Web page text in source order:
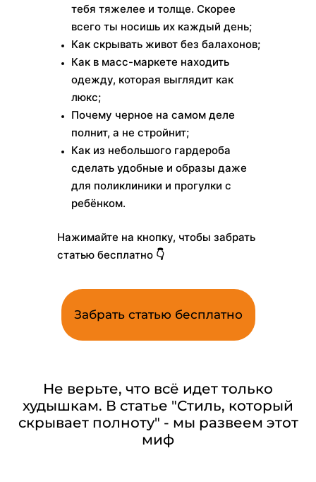
тебя тяжелее и толще. Скорее
всего ты носишь их каждый день;
Как скрывать живот без балахонов;
Как в масс-маркете находить
одежду, которая выглядит как
люкс;
Почему черное на самом деле
полнит, а не стройнит;
Как из небольшого гардероба
сделать удобные и образы даже
для поликлиники и прогулки с
ребёнком.
Нажимайте на кнопку, чтобы забрать
статью бесплатно 👇
Забрать статью бесплатно
Не верьте, что всё идет только
худышкам. В статье "Стиль, который
скрывает полноту" - мы развеем этот
миф